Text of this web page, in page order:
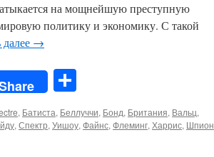
на мощнейшую преступную
политику и экономику. С такой
→
, Батиста, Беллуччи, Бонд, Британия, Вальц,
, Спектр, Уишоу, Файнс, Флеминг, Харрис, Шпион